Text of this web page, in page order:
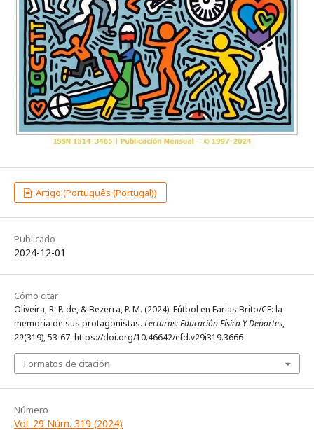
Artigo (Português (Portugal))
Publicado
2024-12-01
Cómo citar
Oliveira, R. P. de, & Bezerra, P. M. (2024). Fútbol en Farias Brito/CE: la
memoria de sus protagonistas. Lecturas: Educación Física Y Deportes,
29(319), 53-67. https://doi.org/10.46642/efd.v29i319.3666
Formatos de citación
Número
Vol. 29 Núm. 319 (2024)